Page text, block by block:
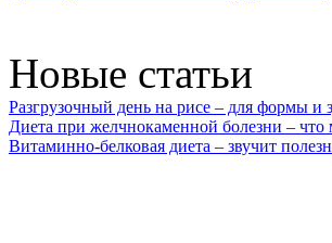
Новые статьи
Разгрузочный день на рисе – для формы и
Диета при желчнокаменной болезни – что
Витаминно-белковая диета – звучит